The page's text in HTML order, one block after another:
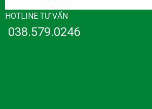
HOTLINE TƯ VẤN
038.579.0246